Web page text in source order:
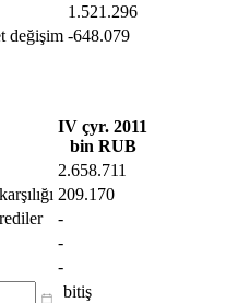
1.521.296
değişim -648.079
IV çyr. 2011
bin RUB
2.658.711
209.170
-
-
-
bitiş